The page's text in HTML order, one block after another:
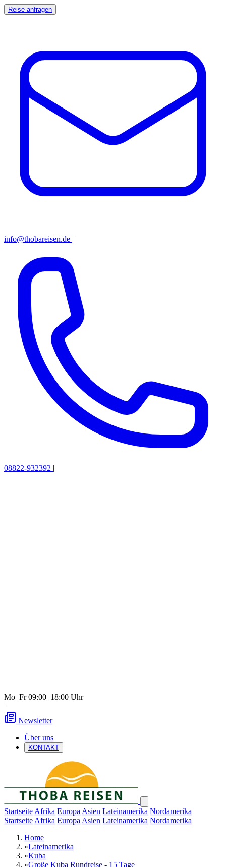
Reise anfragen
info@thobareisen.de |
08822-932392 |
Mo–Fr 09:00–18:00 Uhr
|
Newsletter
Über uns
KONTAKT
Startseite Afrika Europa Asien Lateinamerika Nordamerika
Startseite Afrika Europa Asien Lateinamerika Nordamerika
Home
»Lateinamerika
»Kuba
»Große Kuba Rundreise - 15 Tage